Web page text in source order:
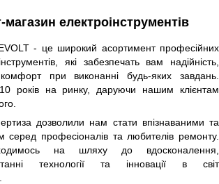
магазин електроінструментів
- це широкий асортимент професійних
які забезпечать вам надійність,
комфорт при виконанні будь-яких завдань.
років на ринку, даруючи нашим клієнтам
дозволили нам стати впізнаваними та
серед професіоналів та любителів ремонту.
на шляху до вдосконалення,
технології та інновації в світ